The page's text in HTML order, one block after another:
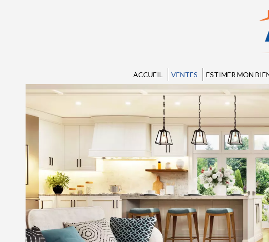
ACCUEIL VENTES ESTIMER MON